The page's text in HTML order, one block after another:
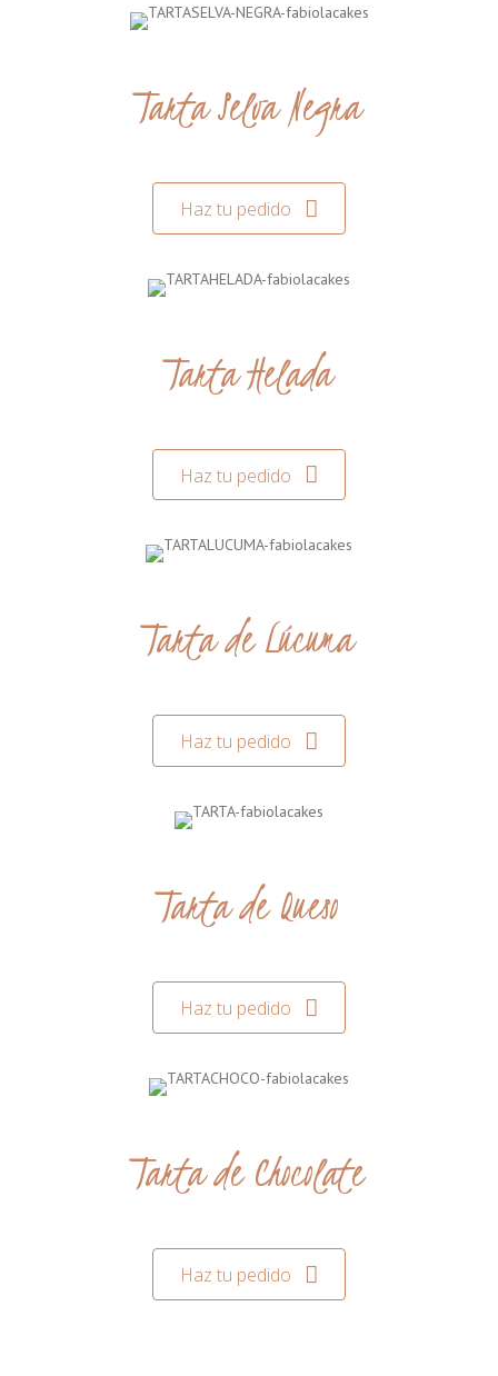
Tarta Selva Negra
Haz tu pedido
Tarta Helada
Haz tu pedido
Tarta de Lúcuma
Haz tu pedido
Tarta de Queso
Haz tu pedido
Tarta de Chocolate
Haz tu pedido